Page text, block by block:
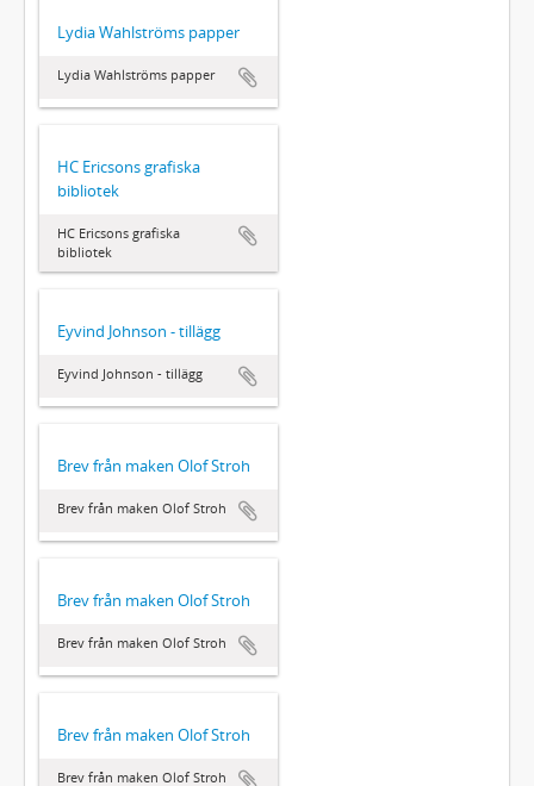
Lydia Wahlströms papper
Lydia Wahlströms papper
HC Ericsons grafiska
bibliotek
HC Ericsons grafiska
bibliotek
Eyvind Johnson - tillägg
Eyvind Johnson - tillägg
Brev från maken Olof Stroh
Brev från maken Olof Stroh
Brev från maken Olof Stroh
Brev från maken Olof Stroh
Brev från maken Olof Stroh
Brev från maken Olof Stroh